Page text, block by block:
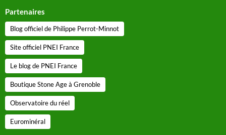
Partenaires
Blog officiel de Philippe Perrot-Minnot
Site officiel PNEI France
Le blog de PNEI France
Boutique Stone Age à Grenoble
Observatoire du réel
Eurominéral